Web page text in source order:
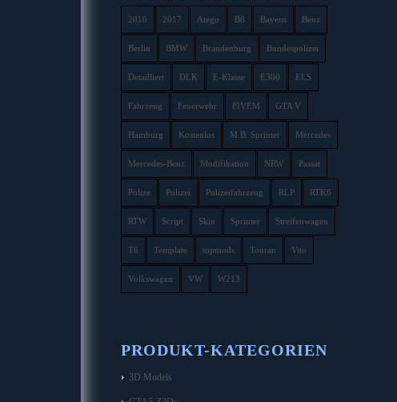
2016 2017 Atego B8 Bayern Benz
Berlin BMW Brandenburg Bundespolizei
Detailliert DLK E-Klasse E300 ELS
Fahrzeug Feuerwehr FIVEM GTA V
Hamburg Kostenlos M.B. Sprinter Mercedes
Mercedes-Benz Modifikation NRW Passat
Polize Polizei Polizeifahrzeug RLP RTK6
RTW Script Skin Sprinter Streifenwagen
T6 Template topmods Touran Vito
Volkswagen VW W213
PRODUKT-KATEGORIEN
3D Models